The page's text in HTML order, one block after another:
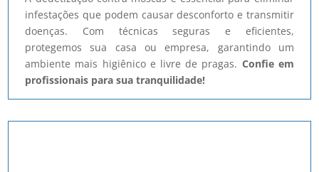
infestações que podem causar desconforto e transmitir
doenças. Com técnicas seguras e eficientes,
protegemos sua casa ou empresa, garantindo um
ambiente mais higiênico e livre de pragas. Confie em
profissionais para sua tranquilidade!